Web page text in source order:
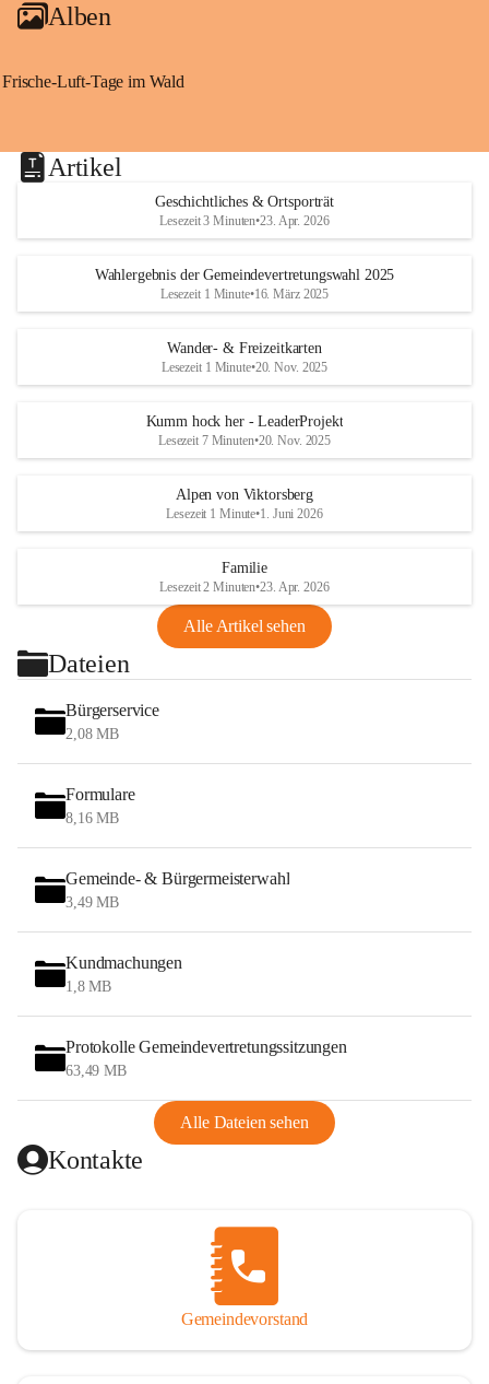
Alben
Frische-Luft-Tage im Wald
Artikel
Geschichtliches & Ortsporträt
Lesezeit 3 Minuten•23. Apr. 2026
Wahlergebnis der Gemeindevertretungswahl 2025
Lesezeit 1 Minute•16. März 2025
Wander- & Freizeitkarten
Lesezeit 1 Minute•20. Nov. 2025
Kumm hock her - LeaderProjekt
Lesezeit 7 Minuten•20. Nov. 2025
Alpen von Viktorsberg
Lesezeit 1 Minute•1. Juni 2026
Familie
Lesezeit 2 Minuten•23. Apr. 2026
Alle Artikel sehen
Dateien
Bürgerservice
2,08 MB
Formulare
8,16 MB
Gemeinde- & Bürgermeisterwahl
3,49 MB
Kundmachungen
1,8 MB
Protokolle Gemeindevertretungssitzungen
63,49 MB
Alle Dateien sehen
Kontakte
Gemeindevorstand